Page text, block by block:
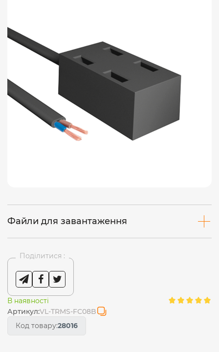
Файли для завантаження
Поділитися :
В наявності
Артикул:VL-TRMS-FC08B
Код товару:28016